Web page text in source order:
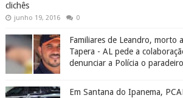
clichês
junho 19, 2016 0
Familiares de Leandro, morto
Tapera - AL pede a
denunciar a Polícia o
Em Santana do Ipanema,